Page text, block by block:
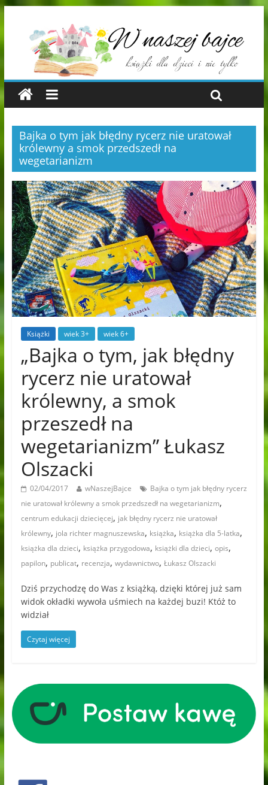
Bajka o tym jak błędny rycerz nie uratował
królewny a smok przedszedł na
wegetarianizm
Książki wiek 3+ wiek 6+
„Bajka o tym, jak błędny
rycerz nie uratował
królewny, a smok
przeszedł na
wegetarianizm” Łukasz
Olszacki
02/04/2017 wNaszejBajce
Bajka o tym jak błędny rycerz
nie uratował królewny a smok przedszedł na wegetarianizm,
centrum edukacji dziecięcej, jak błędny rycerz nie uratował
królewny, jola richter magnuszewska, książka, książka dla 5-latka,
książka dla dzieci, książka przygodowa, książki dla dzieci, opis,
papilon, publicat, recenzja, wydawnictwo, Łukasz Olszacki
Dziś przychodzę do Was z książką, dzięki której już sam
widok okładki wywoła uśmiech na każdej buzi! Któż to
widział
Czytaj więcej